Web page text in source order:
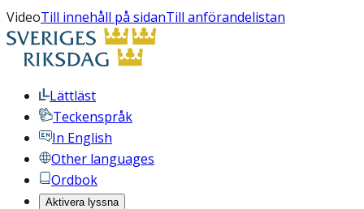
VideoTill innehåll på sidanTill anförandelistan
Lättläst
Teckenspråk
In English
Other languages
Ordbok
Aktivera lyssna